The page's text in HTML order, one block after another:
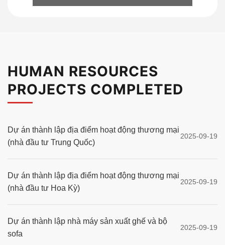
HUMAN RESOURCES
PROJECTS COMPLETED
Dự án thành lập địa điểm hoạt động thương mại
(nhà đầu tư Trung Quốc)
2025-09-19
Dự án thành lập địa điểm hoạt động thương mại
(nhà đầu tư Hoa Kỳ)
2025-09-19
Dự án thành lập nhà máy sản xuất ghế và bộ
sofa
2025-09-19